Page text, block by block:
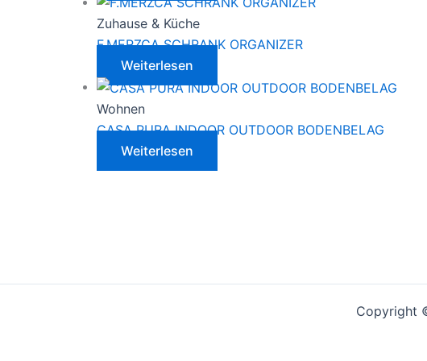
Zuhause & Küche
F.MERZCA SCHRANK ORGANIZER
Weiterlesen
Wohnen
CASA PURA INDOOR OUTDOOR BODENBELAG
Weiterlesen
Copyright